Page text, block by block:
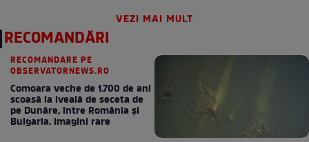
VEZI MAI MULT
RECOMANDĂRI
RECOMANDARE PE
OBSERVATORNEWS.RO
Comoara veche de 1.700 de ani
scoasă la iveală de seceta de
pe Dunăre, între România şi
Bulgaria. Imagini rare